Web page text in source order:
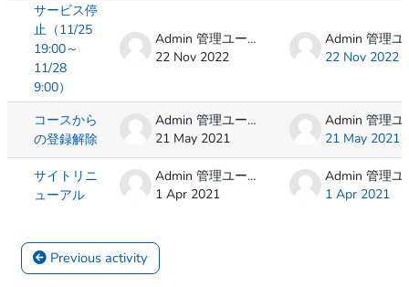
サービス停
止（11/25
19:00～
11/28
9:00）
Admin 管理ユーザ
22 Nov 2022
22 Nov 2022
コースから
の登録解除
Admin 管理ユーザ
21 May 2021
21 May 2021
サイトリニ
ューアル
Admin 管理ユーザ
1 Apr 2021
1 Apr 2021
Previous activity